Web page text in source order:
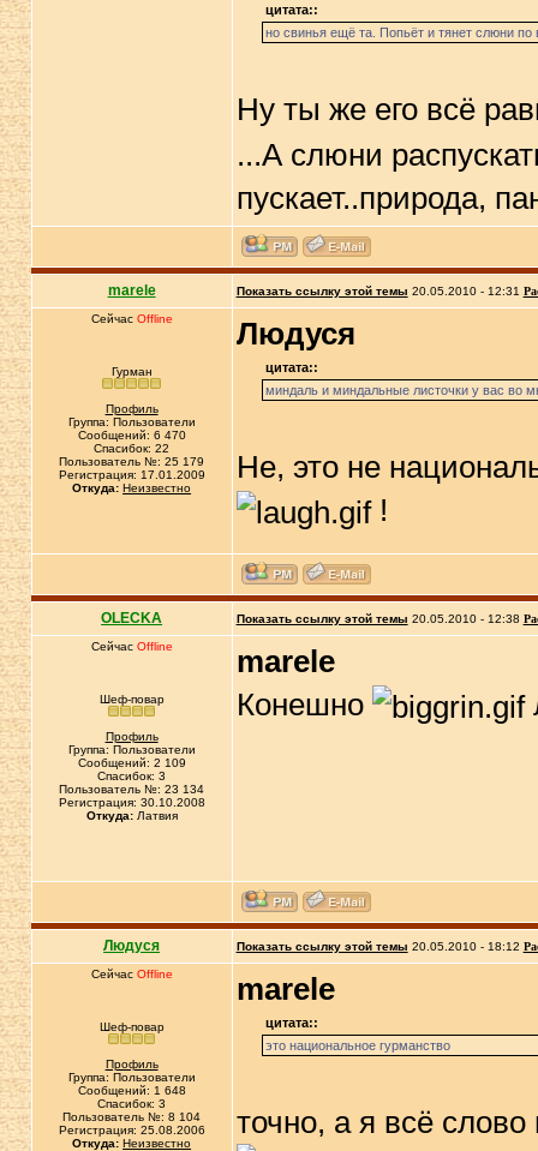
цитата::
но свинья ещё та. Попьёт и тянет слюни по
Ну ты же его всё
...А слюни
пускает..природа,
marele Показать ссылку этой темы 20.05.2010 - 12:31
Сейчас Offline
Гурман
Профиль
Группа: Пользователи
Сообщений: 6 470
Спасибок: 22
Пользователь №: 25 179
Регистрация: 17.01.2009
Откуда: Неизвестно
Людуся
цитата::
миндаль и миндальные листочки у вас во
Не, это не
!
OLECKA Показать ссылку этой темы 20.05.2010 - 12:38
Сейчас Offline
Шеф-повар
Профиль
Группа: Пользователи
Сообщений: 2 109
Спасибок: 3
Пользователь №: 23 134
Регистрация: 30.10.2008
Откуда:Латвия
marele
Конешно
Людуся Показать ссылку этой темы 20.05.2010 - 18:12
Сейчас Offline
Шеф-повар
Профиль
Группа: Пользователи
Сообщений: 1 648
Спасибок: 3
Пользователь №: 8 104
Регистрация: 25.08.2006
Откуда: Неизвестно
marele
цитата::
это национальное гурманство
точно, а я всё